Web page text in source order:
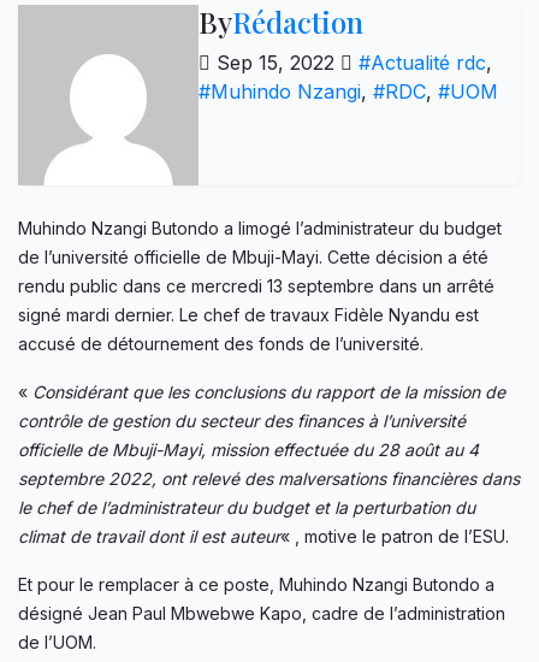
ByRédaction
Sep 15, 2022 #Actualité rdc,
#Muhindo Nzangi, #RDC, #UOM
Muhindo Nzangi Butondo a limogé l’administrateur du budget
de l’université officielle de Mbuji-Mayi. Cette décision a été
rendu public dans ce mercredi 13 septembre dans un arrêté
signé mardi dernier. Le chef de travaux Fidèle Nyandu est
accusé de détournement des fonds de l’université.
« Considérant que les conclusions du rapport de la mission de
contrôle de gestion du secteur des finances à l’université
officielle de Mbuji-Mayi, mission effectuée du 28 août au 4
septembre 2022, ont relevé des malversations financières dans
le chef de l’administrateur du budget et la perturbation du
climat de travail dont il est auteur« , motive le patron de l’ESU.
Et pour le remplacer à ce poste, Muhindo Nzangi Butondo a
désigné Jean Paul Mbwebwe Kapo, cadre de l’administration
de l’UOM.